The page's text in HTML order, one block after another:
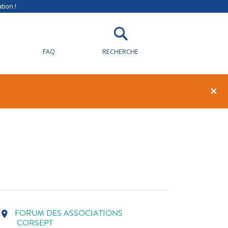
!
FAQ RECHERCHE
×
1 0
location_on FORUM DES ASSOCIATIONS
CORSEPT